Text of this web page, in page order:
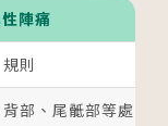
陣痛
規則
部、尾骶部等處